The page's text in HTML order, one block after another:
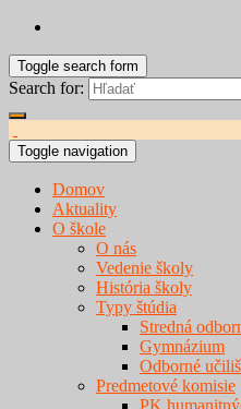
Toggle search form
Search for:
Toggle navigation
Domov
Aktuality
O škole
O nás
Vedenie školy
História školy
Typy štúdia
Stredná
Gymnázium
Odborné
Predmetové komisie
PK